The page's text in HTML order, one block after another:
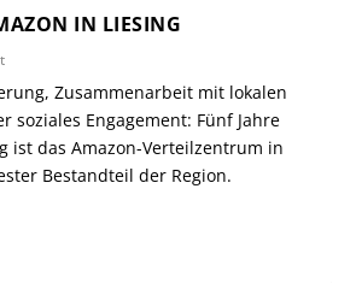
IN LIESING
Zusammenarbeit mit lokalen
soziales Engagement: Fünf Jahre
ist das Amazon-Verteilzentrum in
Bestandteil der Region.